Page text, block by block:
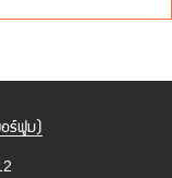
อร์ฟูม)